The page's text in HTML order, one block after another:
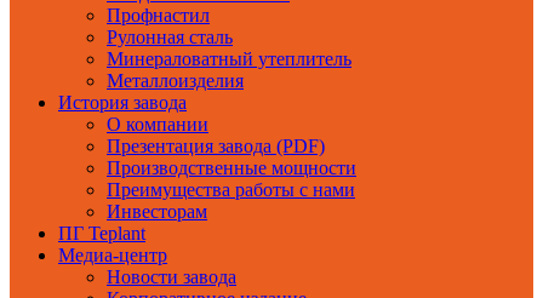
Профнастил
Рулонная сталь
Минераловатный утеплитель
Металлоизделия
История завода
О компании
Презентация завода (PDF)
Производственные мощности
Преимущества работы с нами
Инвесторам
ПГ Teplant
Медиа-центр
Новости завода